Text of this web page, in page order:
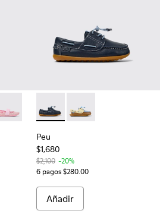
de piel negras para niños.
153
- 80025-148
RIGHT - 80025-139
RIGHT - 80025-116
RIGHT - 80025-
Peu - K800689-002 -
Peu - K800689-003
Peu
$1,680
$2,100 -20%
6 pagos $280.00
Añadir